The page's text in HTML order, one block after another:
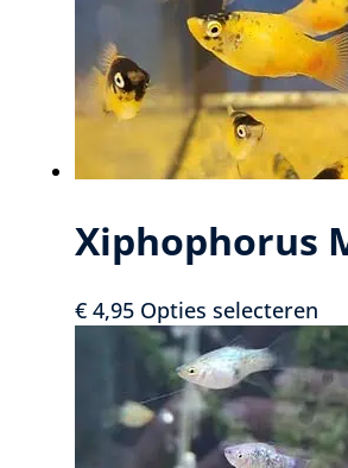
Xiphophorus
€ 4,95 Opties selecteren